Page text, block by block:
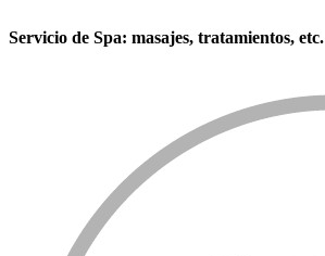
Servicio de Spa: masajes, tratamientos, etc.